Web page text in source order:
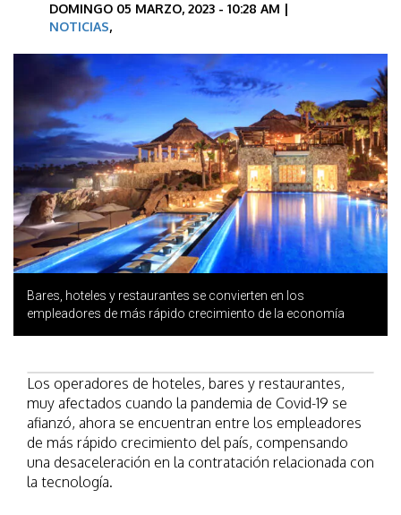
DOMINGO 05 MARZO, 2023 - 10:28 AM |
NOTICIAS,
Bares, hoteles y restaurantes se convierten en los
empleadores de más rápido crecimiento de la economía
Los operadores de hoteles, bares y restaurantes,
muy afectados cuando la pandemia de Covid-19 se
afianzó, ahora se encuentran entre los empleadores
de más rápido crecimiento del país, compensando
una desaceleración en la contratación relacionada con
la tecnología.